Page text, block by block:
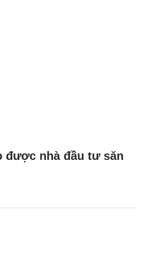
được nhà đầu tư săn